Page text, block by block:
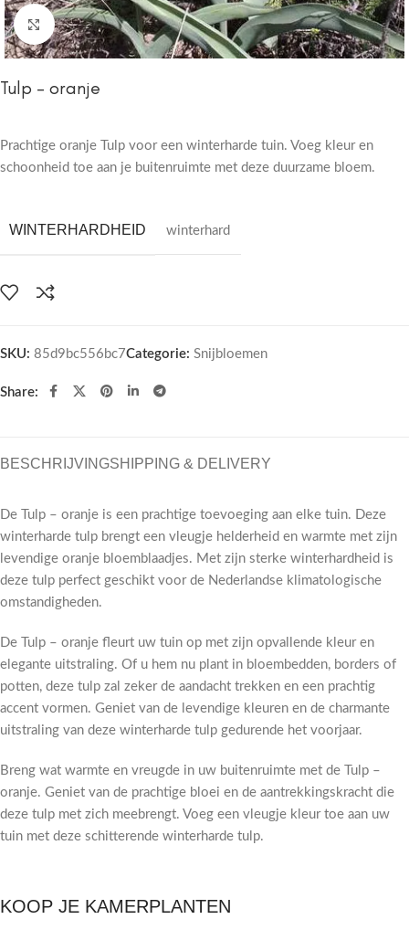
Click to enlarge
Tulp – oranje
Prachtige oranje Tulp voor een winterharde tuin. Voeg kleur en
schoonheid toe aan je buitenruimte met deze duurzame bloem.
WINTERHARDHEID winterhard
SKU: 85d9bc556bc7Categorie: Snijbloemen
Share:
BESCHRIJVINGSHIPPING & DELIVERY
De Tulp – oranje is een prachtige toevoeging aan elke tuin. Deze
winterharde tulp brengt een vleugje helderheid en warmte met zijn
levendige oranje bloemblaadjes. Met zijn sterke winterhardheid is
deze tulp perfect geschikt voor de Nederlandse klimatologische
omstandigheden.
De Tulp – oranje fleurt uw tuin op met zijn opvallende kleur en
elegante uitstraling. Of u hem nu plant in bloembedden, borders of
potten, deze tulp zal zeker de aandacht trekken en een prachtig
accent vormen. Geniet van de levendige kleuren en de charmante
uitstraling van deze winterharde tulp gedurende het voorjaar.
Breng wat warmte en vreugde in uw buitenruimte met de Tulp –
oranje. Geniet van de prachtige bloei en de aantrekkingskracht die
deze tulp met zich meebrengt. Voeg een vleugje kleur toe aan uw
tuin met deze schitterende winterharde tulp.
KOOP JE KAMERPLANTEN